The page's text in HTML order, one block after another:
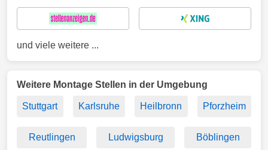
und viele weitere ...
Weitere Montage Stellen in der Umgebung
Stuttgart Karlsruhe Heilbronn Pforzheim
Reutlingen Ludwigsburg Böblingen